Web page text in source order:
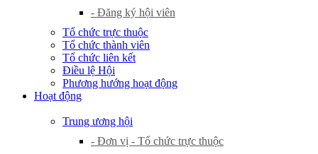
- Đăng ký hội viên
Tổ chức trực thuộc
Tổ chức thành viên
Tổ chức liên kết
Điều lệ Hội
Phương hướng hoạt động
Hoạt động
Trung ương hội
- Đơn vị - Tổ chức trực thuộc